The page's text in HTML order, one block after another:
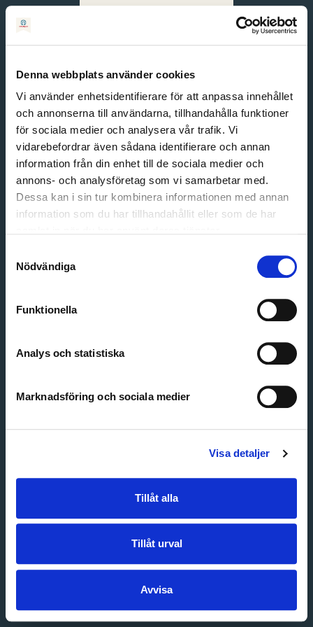
Denna webbplats använder cookies
Vi använder enhetsidentifierare för att anpassa innehållet
och annonserna till användarna, tillhandahålla funktioner
för sociala medier och analysera vår trafik. Vi
vidarebefordrar även sådana identifierare och annan
information från din enhet till de sociala medier och
annons- och analysföretag som vi samarbetar med.
Dessa kan i sin tur kombinera informationen med annan
information som du har tillhandahållit eller som de har
Nödvändiga
Funktionella
Analys och statistiska
Marknadsföring och sociala medier
Visa detaljer
Tillåt alla
Tillåt urval
Avvisa
English
Svenska
Email address
Customer service